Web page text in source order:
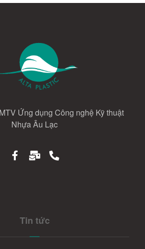
Ứng dụng Công nghệ Kỹ thuật
Nhựa Âu Lạc
Tin tức